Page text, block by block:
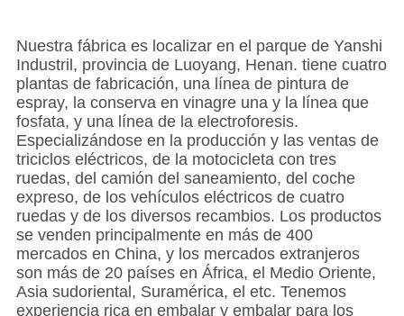
Nuestra fábrica es localizar en el parque de Yanshi
Industril, provincia de Luoyang, Henan. tiene cuatro
plantas de fabricación, una línea de pintura de
espray, la conserva en vinagre una y la línea que
fosfata, y una línea de la electroforesis.
Especializándose en la producción y las ventas de
triciclos eléctricos, de la motocicleta con tres
ruedas, del camión del saneamiento, del coche
expreso, de los vehículos eléctricos de cuatro
ruedas y de los diversos recambios. Los productos
se venden principalmente en más de 400
mercados en China, y los mercados extranjeros
son más de 20 países en África, el Medio Oriente,
Asia sudoriental, Suramérica, el etc. Tenemos
experiencia rica en embalar y embalar para los